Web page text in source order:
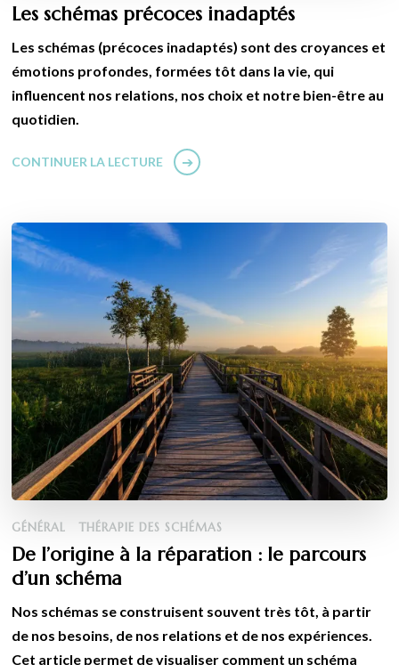
Les schémas précoces inadaptés
Les schémas (précoces inadaptés) sont des croyances et
émotions profondes, formées tôt dans la vie, qui
influencent nos relations, nos choix et notre bien-être au
quotidien.
CONTINUER LA LECTURE
GÉNÉRAL THÉRAPIE DES SCHÉMAS
De l’origine à la réparation : le parcours
d’un schéma
Nos schémas se construisent souvent très tôt, à partir
de nos besoins, de nos relations et de nos expériences.
Cet article permet de visualiser comment un schéma